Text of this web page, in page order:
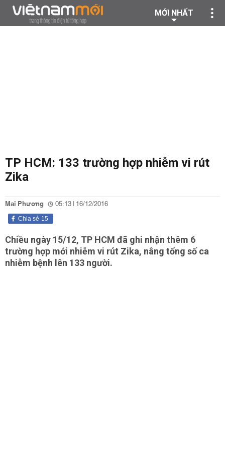
MỚI NHẤT
TP HCM: 133 trường hợp nhiễm vi rút
Zika
Mai Phương 05:13 | 16/12/2016
15
Chia sẻ
Chiều ngày 15/12, TP HCM đã ghi nhận thêm 6
trường hợp mới nhiễm vi rút Zika, nâng tổng số ca
nhiễm bệnh lên 133 người.